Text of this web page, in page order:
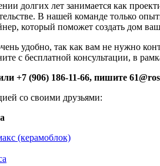
долгих лет занимается как
В нашей команде только
который поможет создать дом
удобно, так как вам не нужно
с бесплатной консультации, в
+7 (906) 186-11-66, пишите
со своими друзьями:
(керамоблок)